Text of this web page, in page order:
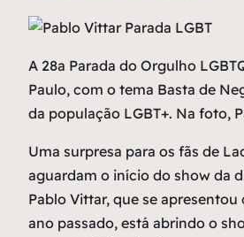
A 28a Parada do Orgulho
Paulo, com o tema Basta de
da população LGBT+. Na foto,
Uma surpresa para os fãs de
aguardam o início do show da
Pablo Vittar, que se
ano passado, está abrindo o